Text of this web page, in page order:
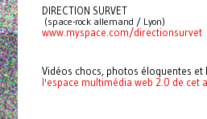
DIRECTION SURVET
(space-rock allemand / Lyon)
www.myspace.com/directionsurvet
Vidéos chocs, photos éloquentes et
l'espace multimédia web 2.0 de cet